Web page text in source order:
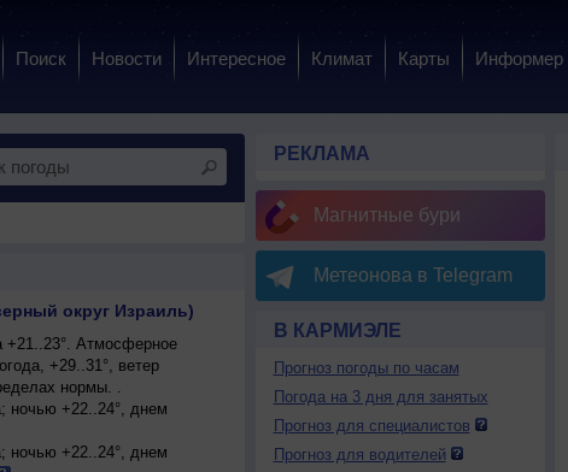
Поиск Новости Интересное Климат Карты Информер
округ Израиль)
+21..23°. Атмосферное
+29..31°, ветер
нормы. .
ночью +22..24°, днем
ночью +22..24°, днем
РЕКЛАМА
Магнитные бури
Метеонова в Telegram
В КАРМИЭЛЕ
Прогноз погоды по часам
Погода на 3 дня для занятых
Прогноз для специалистов
Прогноз для водителей